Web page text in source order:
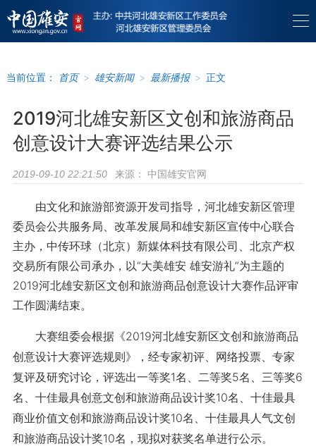
当前位置： 首页 > 雄安新闻 > 最新播报 > 正文
2019河北雄安新区文创和旅游商品
创意设计大赛评选结果公示
2019-09-10 22:21:50 来源： 中国雄安官网
由文化和旅游部资源开发司指导，河北雄安新区管理
委员会公共服务局、改革发展局和雄安新区宣传中心联合
主办，中传环球（北京）新媒体科技有限公司、北京产权
交易所有限公司承办，以“大美雄安 雄安游礼”为主题的
2019河北雄安新区文创和旅游商品创意设计大赛作品评审
工作圆满结束。
大赛组委会根据《2019河北雄安新区文创和旅游商品
创意设计大赛评选规则》，经专家初评、网络投票、专家
复评及研究讨论，评选出一等奖1名、二等奖5名、三等奖6
名、十佳最具创意文创和旅游商品设计奖10名、十佳最具
商业价值文创和旅游商品设计奖10名、十佳最具人气文创
和旅游商品设计奖10名，现拟对获奖名单进行公示。